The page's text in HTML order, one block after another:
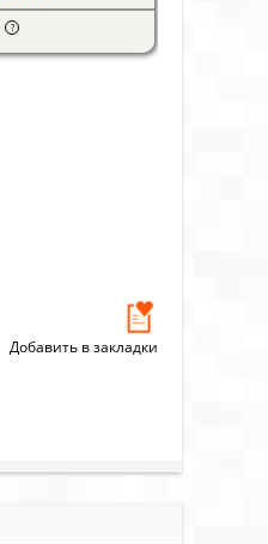
?
Добавить в закладки